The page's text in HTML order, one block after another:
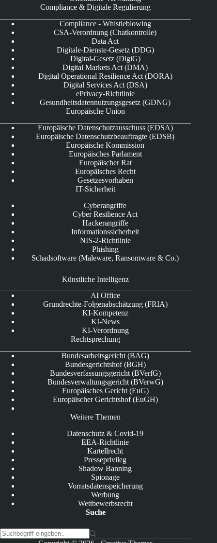
Compliance & Digitale Regulierung
Compliance - Whistleblowing
CSA-Verordnung (Chatkontrolle)
Data Act
Digitale-Dienste-Gesetz (DDG)
Digital-Gesetz (DigiG)
Digital Markets Act (DMA)
Digital Operational Resilience Act (DORA)
Digital Services Act (DSA)
ePrivacy-Richtlinie
Gesundheitsdatennutzungsgesetz (GDNG)
Europäische Union
Europäische Datenschutzausschuss (EDSA)
Europäische Datenschutzbeauftragte (EDSB)
Europäische Kommission
Europäisches Parlament
Europäischer Rat
Europäisches Recht
Gesetzesvorhaben
IT-Sicherheit
Cyberangriffe
Cyber Resilience Act
Hackerangriffe
Informationssicherheit
NIS-2-Richtlinie
Phishing
Schadsoftware (Maleware, Ransomware & Co.)
Künstliche Intelligenz
AI Office
Grundrechte-Folgenabschätzung (FRIA)
KI-Kompetenz
KI-News
KI-Verordnung
Rechtsprechung
Bundesarbeitsgericht (BAG)
Bundesgerichtshof (BGH)
Bundesverfassungsgericht (BVerfG)
Bundesverwaltungsgericht (BVerwG)
Europäisches Gericht (EuG)
Europäischer Gerichtshof (EuGH)
Weitere Themen
Datenschutz & Covid-19
EEA-Richtlinie
Kartellrecht
Presseprivileg
Shadow Banning
Spionage
Vorratsdatenspeicherung
Werbung
Wettbewerbsrecht
Suche